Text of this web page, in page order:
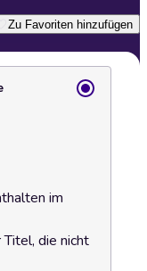
Zu Favoriten hinzufügen
im
die nicht